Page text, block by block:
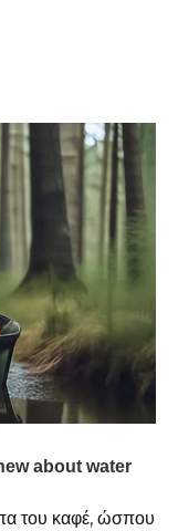
του καφέ, ώσπου